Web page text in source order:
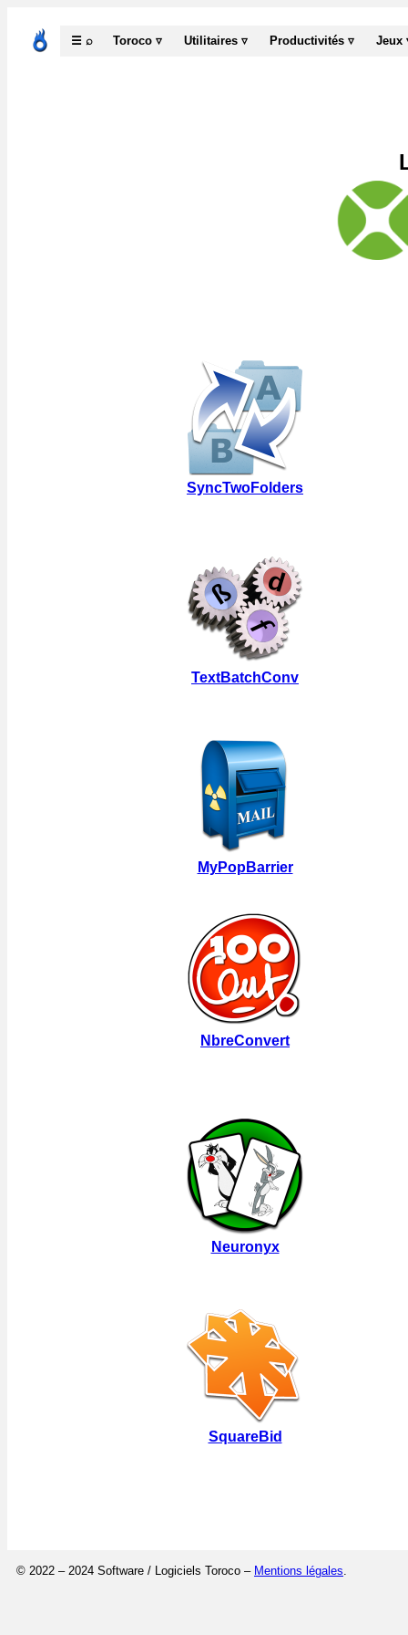
☰ ⌕ Toroco ▿ Utilitaires ▿ Productivités ▿ Jeux
SyncTwoFolders
TextBatchConv
MyPopBarrier
NbreConvert
Neuronyx
SquareBid
© 2022 – 2024 Software / Logiciels Toroco – Mentions légales.